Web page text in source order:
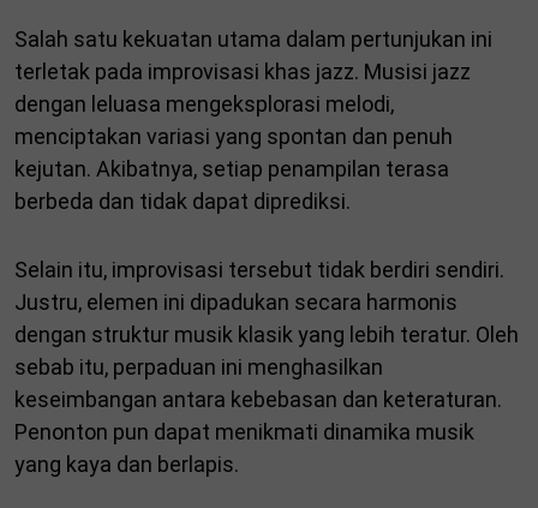
Salah satu kekuatan utama dalam pertunjukan ini
terletak pada improvisasi khas jazz. Musisi jazz
dengan leluasa mengeksplorasi melodi,
menciptakan variasi yang spontan dan penuh
kejutan. Akibatnya, setiap penampilan terasa
berbeda dan tidak dapat diprediksi.
Selain itu, improvisasi tersebut tidak berdiri sendiri.
Justru, elemen ini dipadukan secara harmonis
dengan struktur musik klasik yang lebih teratur. Oleh
sebab itu, perpaduan ini menghasilkan
keseimbangan antara kebebasan dan keteraturan.
Penonton pun dapat menikmati dinamika musik
yang kaya dan berlapis.